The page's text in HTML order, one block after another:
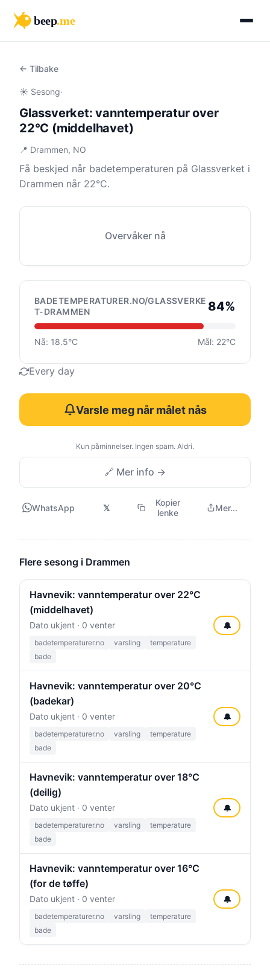
beep.me
← Tilbake
☀️ Sesong·
Glassverket: vanntemperatur over
22°C (middelhavet)
📍 Drammen, NO
Få beskjed når badetemperaturen på Glassverket i
Drammen når 22°C.
Overvåker nå
BADETEMPERATURER.NO/GLASSVERKE
T-DRAMMEN
84%
Nå: 18.5°C Mål: 22°C
Every day
Varsle meg når målet nås
Kun påminnelser. Ingen spam. Aldri.
🔗 Mer info →
WhatsApp 𝕏
Kopier
lenke
Mer...
Flere sesong i Drammen
Havnevik: vanntemperatur over 22°C
(middelhavet)
Dato ukjent · 0 venter
badetemperaturer.no varsling
temperature
bade
🔔
Havnevik: vanntemperatur over 20°C
(badekar)
Dato ukjent · 0 venter
badetemperaturer.no varsling
temperature
bade
🔔
Havnevik: vanntemperatur over 18°C
(deilig)
Dato ukjent · 0 venter
badetemperaturer.no varsling
temperature
bade
🔔
Havnevik: vanntemperatur over 16°C
(for de tøffe)
Dato ukjent · 0 venter
badetemperaturer.no varsling
temperature
bade
🔔